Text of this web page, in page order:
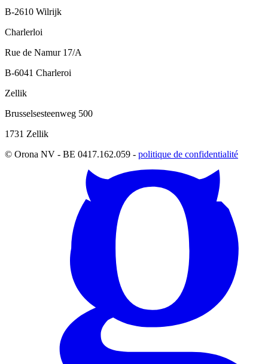
B-2610 Wilrijk
Charlerloi
Rue de Namur 17/A
B-6041 Charleroi
Zellik
Brusselsesteenweg 500
1731 Zellik
© Orona NV - BE 0417.162.059 - politique de confidentialité